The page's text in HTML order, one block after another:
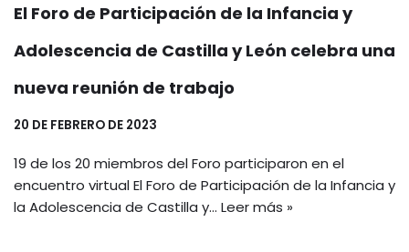
El Foro de Participación de la Infancia y
Adolescencia de Castilla y León celebra una
nueva reunión de trabajo
20 DE FEBRERO DE 2023
19 de los 20 miembros del Foro participaron en el
encuentro virtual El Foro de Participación de la Infancia y
la Adolescencia de Castilla y… Leer más »